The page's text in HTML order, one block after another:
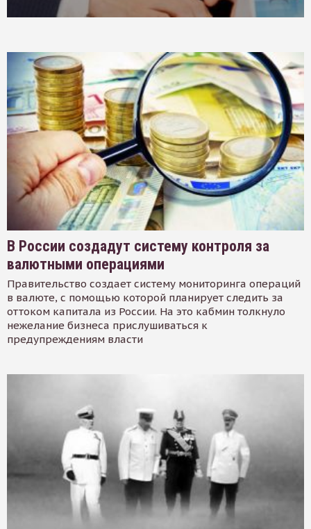
В России создадут систему контроля за
валютными операциями
Правительство создает систему мониторинга операций
в валюте, с помощью которой планирует следить за
оттоком капитала из России. На это кабмин толкнуло
нежелание бизнеса прислушиваться к
предупреждениям власти